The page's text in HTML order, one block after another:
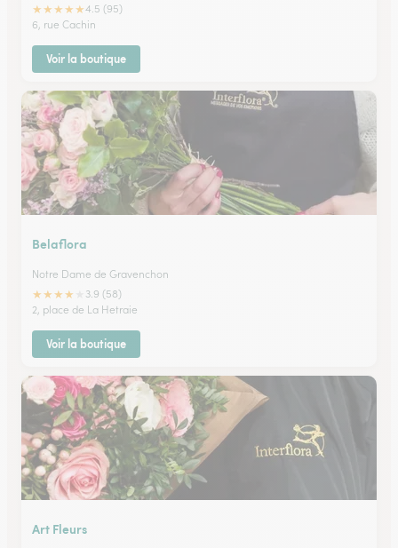
★★★★★4.5 (95)
6, rue Cachin
Voir la boutique
Belaflora
Notre Dame de Gravenchon
★★★★
3.9 (58)
2, place de La Hetraie
Voir la boutique
Art Fleurs